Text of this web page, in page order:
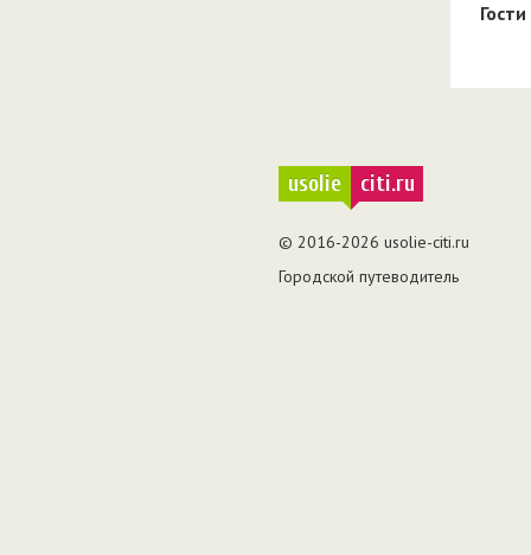
Гости
usolie citi.ru
© 2016-2026 usolie-citi.ru
Городской путеводитель